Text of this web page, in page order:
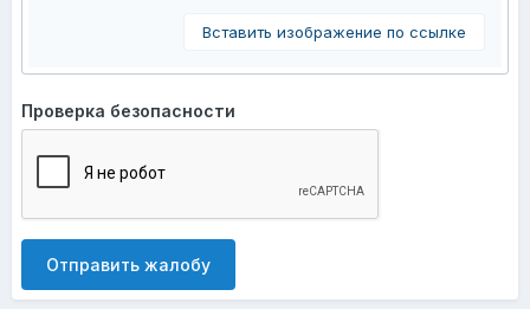
Вставить изображение по ссылке
Проверка безопасности
Отправить жалобу